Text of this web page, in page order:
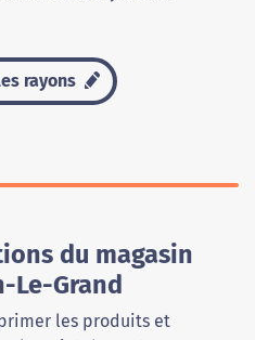
rayons
du magasin
Le-Grand
les produits et